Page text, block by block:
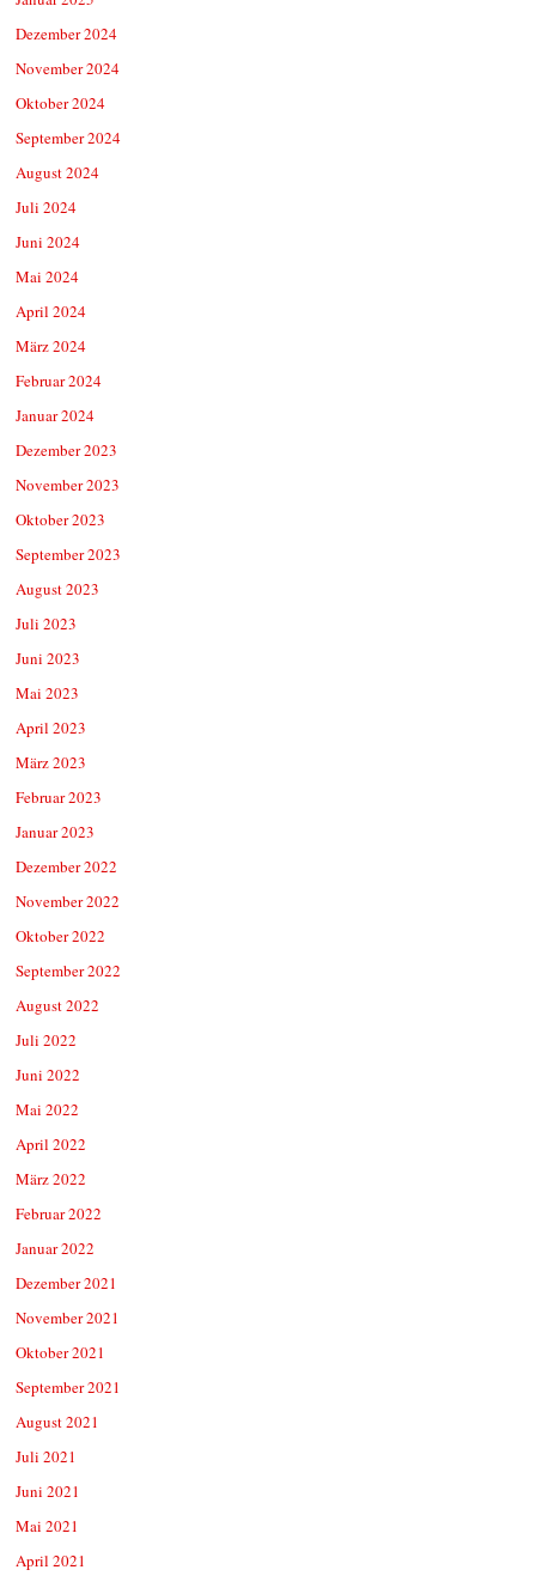
Dezember 2024
November 2024
Oktober 2024
September 2024
August 2024
Juli 2024
Juni 2024
Mai 2024
April 2024
März 2024
Februar 2024
Januar 2024
Dezember 2023
November 2023
Oktober 2023
September 2023
August 2023
Juli 2023
Juni 2023
Mai 2023
April 2023
März 2023
Februar 2023
Januar 2023
Dezember 2022
November 2022
Oktober 2022
September 2022
August 2022
Juli 2022
Juni 2022
Mai 2022
April 2022
März 2022
Februar 2022
Januar 2022
Dezember 2021
November 2021
Oktober 2021
September 2021
August 2021
Juli 2021
Juni 2021
Mai 2021
April 2021